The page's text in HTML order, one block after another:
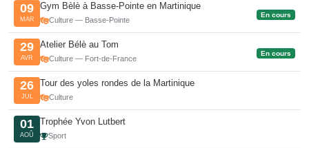
09
MAR
Gym Bèlè à Basse-Pointe en Martinique
Culture — Basse-Pointe
En cours
29
AVR
Atelier Bélè au Tom
Culture — Fort-de-France
En cours
26
JUL
Tour des yoles rondes de la Martinique
Culture
01
AOÛ
Trophée Yvon Lutbert
Sport